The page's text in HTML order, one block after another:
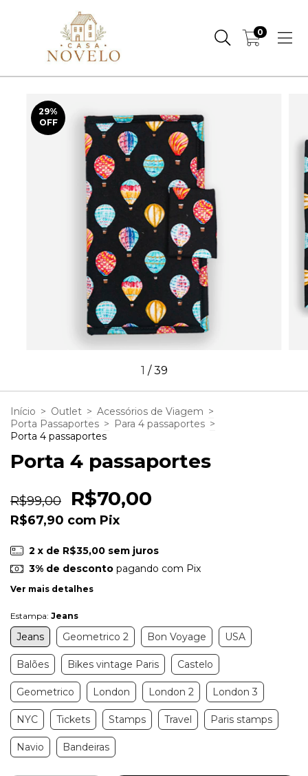
0
29%
OFF
1 /39
Início > Outlet > Acessórios de Viagem >
Porta Passaportes > Para 4 passaportes >
Porta 4 passaportes
Porta 4 passaportes
R$99,00 R$70,00
R$67,90 com Pix
2 x de R$35,00 sem juros
3% de descontopagando com Pix
Ver mais detalhes
Estampa: Jeans
Jeans Geometrico 2 Bon Voyage USA
Balões Bikes vintage Paris Castelo
Geometrico London London 2 London 3
NYC Tickets Stamps Travel Paris stamps
Navio Bandeiras